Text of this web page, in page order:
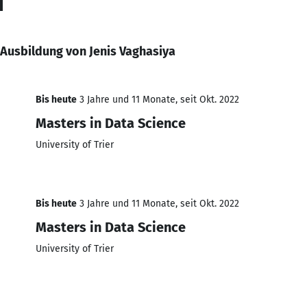
Ausbildung von Jenis Vaghasiya
Bis heute 3 Jahre und 11 Monate, seit Okt. 2022
Masters in Data Science
University of Trier
Bis heute 3 Jahre und 11 Monate, seit Okt. 2022
Masters in Data Science
University of Trier